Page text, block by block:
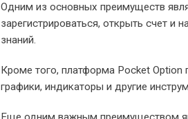
Одним из основных преимуществ
зарегистрироваться, открыть счет и
знаний.
Кроме того, платформа Pocket Option
графики, индикаторы и другие